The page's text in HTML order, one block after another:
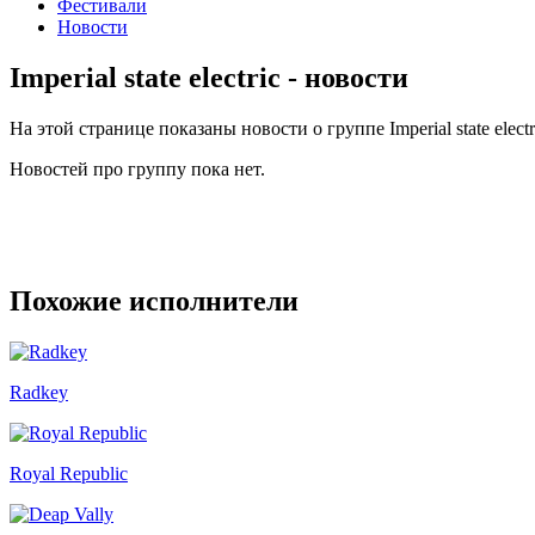
Фестивали
Новости
Imperial state electric - новости
На этой странице показаны новости о группе Imperial state
Новостей про группу пока нет.
Похожие исполнители
Radkey
Royal Republic